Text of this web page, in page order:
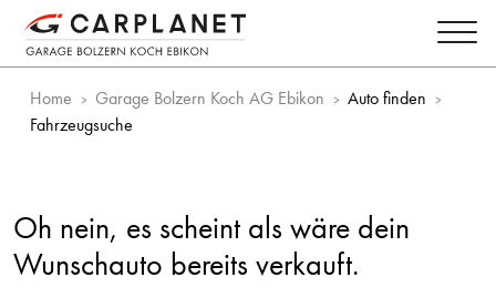
Home Garage Bolzern Koch AG Ebikon
Auto finden
Fahrzeugsuche
Oh nein, es scheint als wäre dein
Wunschauto bereits verkauft.